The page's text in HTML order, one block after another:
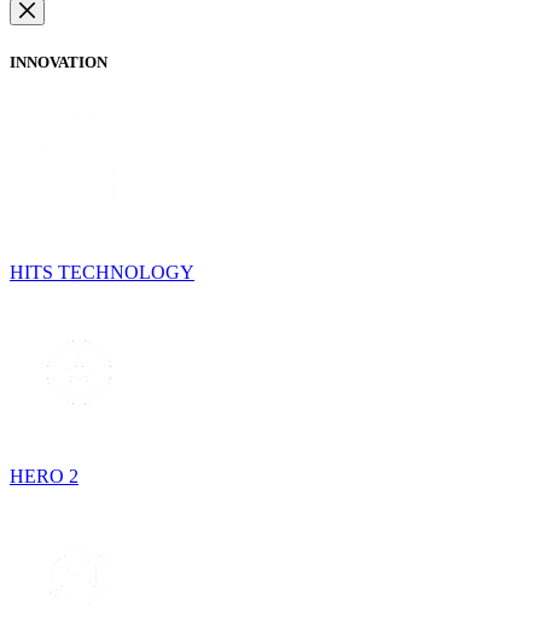
INNOVATION
HITS TECHNOLOGY
HERO 2